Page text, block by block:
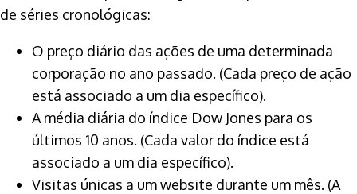
de séries cronológicas:
O preço diário das ações de uma determinada
corporação no ano passado. (Cada preço de ação
está associado a um dia específico).
A média diária do índice Dow Jones para os
últimos 10 anos. (Cada valor do índice está
associado a um dia específico).
Visitas únicas a um website durante um mês. (A